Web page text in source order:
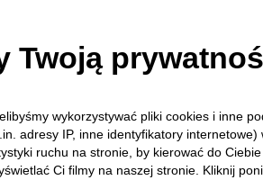
Twoją
wykorzystywać pliki cookies i inne
adresy IP, inne identyfikatory internetowe)
ruchu na stronie, by kierować do
Ci filmy na naszej stronie. Kliknij